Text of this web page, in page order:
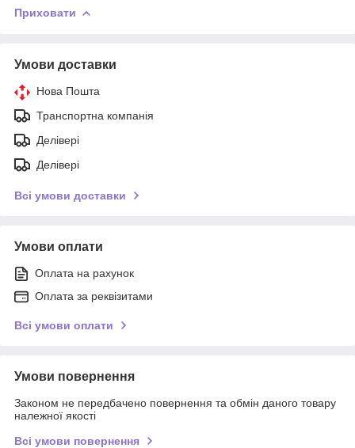
Приховати
Умови доставки
Нова Пошта
Транспортна компанія
Делівері
Делівері
Всі умови доставки
Умови оплати
Оплата на рахунок
Оплата за реквізитами
Всі умови оплати
Умови повернення
Законом не передбачено повернення та обмін даного товару
належної якості
Всі умови повернення